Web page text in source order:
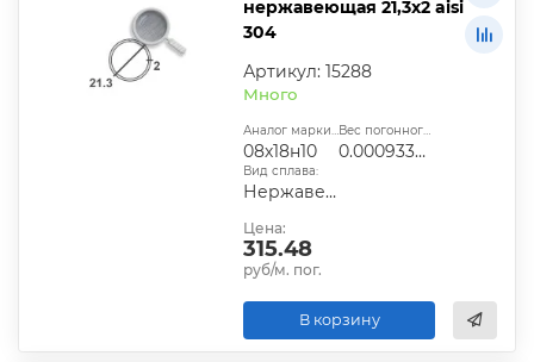
нержавеющая 21,3х2 aisi
304
Артикул: 15288
Много
Аналог марки стали:
08х18н10
Вес погонного метра, т.:
0.000933734
Вид сплава:
Нержавеющий
Цена:
315.48
руб/м. пог.
В корзину